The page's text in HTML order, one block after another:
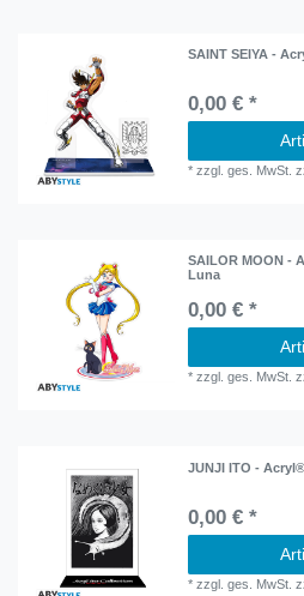
SAINT SEIYA -
0,00 € *
*zzgl. ges. MwSt.
SAILOR MOON -
Luna
0,00 € *
*zzgl. ges. MwSt.
JUNJI ITO -
0,00 € *
*zzgl. ges. MwSt.